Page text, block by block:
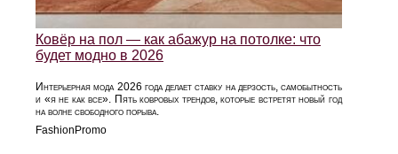
Ковёр на пол — как абажур на потолке: что
будет модно в 2026
Интерьерная мода 2026 года делает ставку на дерзость, самобытность
и «я не как все». Пять ковровых трендов, которые встретят новый год
на волне свободного порыва.
FashionPromo